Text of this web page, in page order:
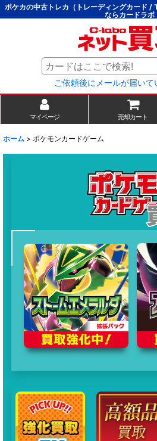
ポケカの中古トレカ（トレーディングカード /
ならカードラボ
ご依頼後にメールが届い
マイページ 売却カート
ホーム > ポケモンカードゲーム